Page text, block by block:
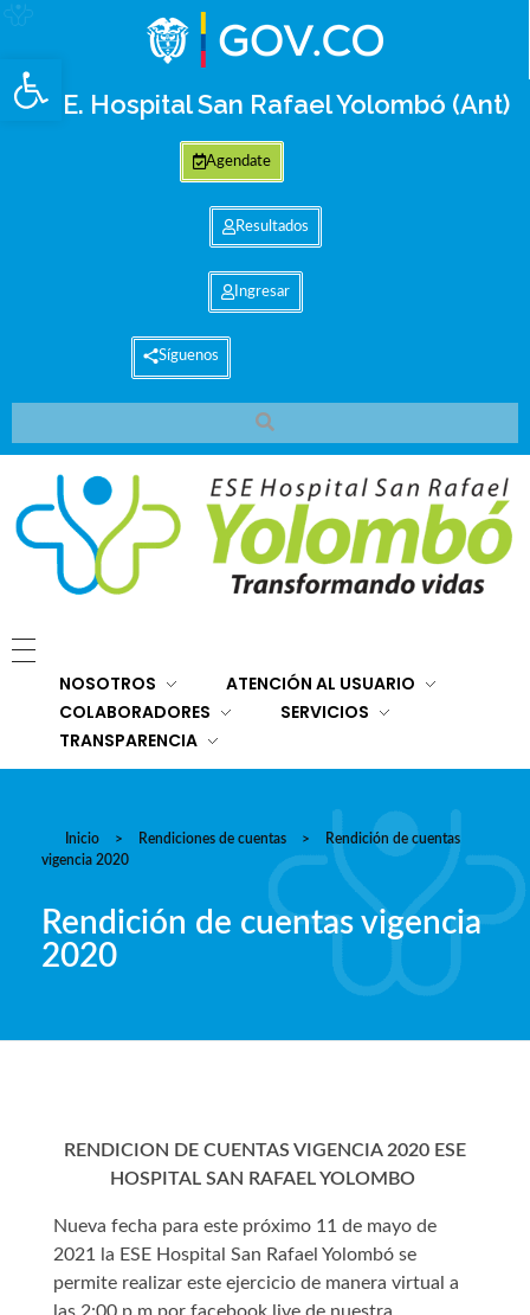
Abrir barra de herramientas
E.S.E. Hospital San Rafael Yolombó (Ant)
Agendate
Resultados
Ingresar
Síguenos
NOSOTROS
ATENCIÓN AL USUARIO
COLABORADORES
SERVICIOS
TRANSPARENCIA
Inicio > Rendiciones de cuentas >
Rendición de cuentas
vigencia 2020
Rendición de cuentas vigencia
2020
RENDICION DE CUENTAS VIGENCIA 2020 ESE
HOSPITAL SAN RAFAEL YOLOMBO
Nueva fecha para este próximo 11 de mayo de
2021 la ESE Hospital San Rafael Yolombó se
permite realizar este ejercicio de manera virtual a
las 2:00 p.m por facebook live de nuestra